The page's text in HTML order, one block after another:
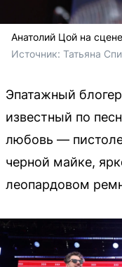
Анатолий Цой на
Источник: Татьяна
Эпатажный
известный по
любовь —
черной майке,
леопардовом